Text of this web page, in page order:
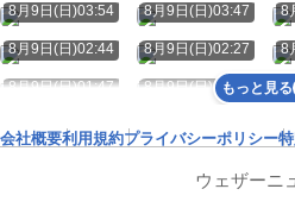
8月9日(日)03:54 8月9日(日)03:47 8
8月9日(日)02:44 8月9日(日)02:27 8
8月9日(日)01:47 8月9日(日)00:33 8
もっと見る
会社概要利用規約プライバシーポリシー
ウェザーニ